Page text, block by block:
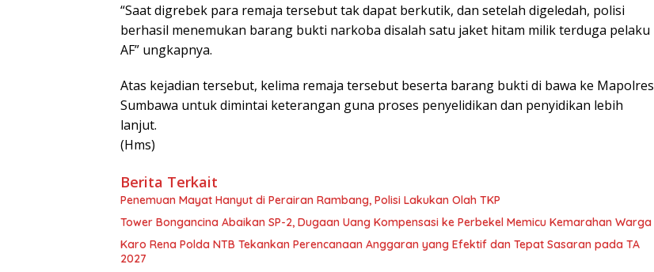
“Saat digrebek para remaja tersebut tak dapat berkutik, dan setelah digeledah, polisi
berhasil menemukan barang bukti narkoba disalah satu jaket hitam milik terduga pelaku
AF” ungkapnya.
Atas kejadian tersebut, kelima remaja tersebut beserta barang bukti di bawa ke Mapolres
Sumbawa untuk dimintai keterangan guna proses penyelidikan dan penyidikan lebih
lanjut.
(Hms)
Berita Terkait
Penemuan Mayat Hanyut di Perairan Rambang, Polisi Lakukan Olah TKP
Tower Bongancina Abaikan SP-2, Dugaan Uang Kompensasi ke Perbekel Memicu Kemarahan Warga
Karo Rena Polda NTB Tekankan Perencanaan Anggaran yang Efektif dan Tepat Sasaran pada TA
2027